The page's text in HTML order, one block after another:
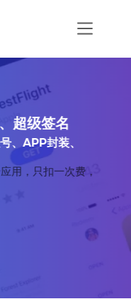
超级签名
、APP封装、
用，只扣一次费，